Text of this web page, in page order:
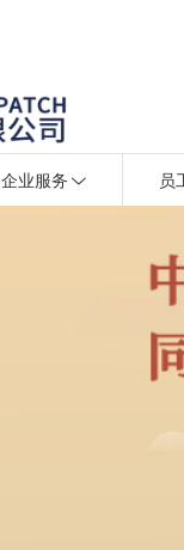
企业服务 员